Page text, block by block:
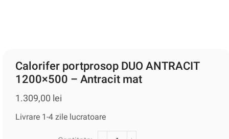
Calorifer portprosop DUO ANTRACIT
1200×500 – Antracit mat
1.309,00 lei
Livrare 1-4 zile lucratoare